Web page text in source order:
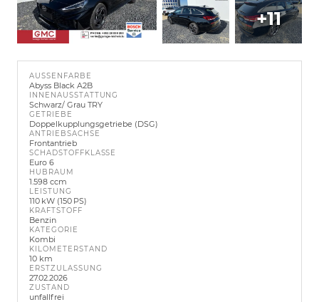
+11
AUSSENFARBE
Abyss Black A2B
INNENAUSSTATTUNG
Schwarz/ Grau TRY
GETRIEBE
Doppelkupplungsgetriebe (DSG)
ANTRIEBSACHSE
Frontantrieb
SCHADSTOFFKLASSE
Euro 6
HUBRAUM
1.598 ccm
LEISTUNG
110 kW (150 PS)
KRAFTSTOFF
Benzin
KATEGORIE
Kombi
KILOMETERSTAND
10 km
ERSTZULASSUNG
27.02.2026
ZUSTAND
unfallfrei